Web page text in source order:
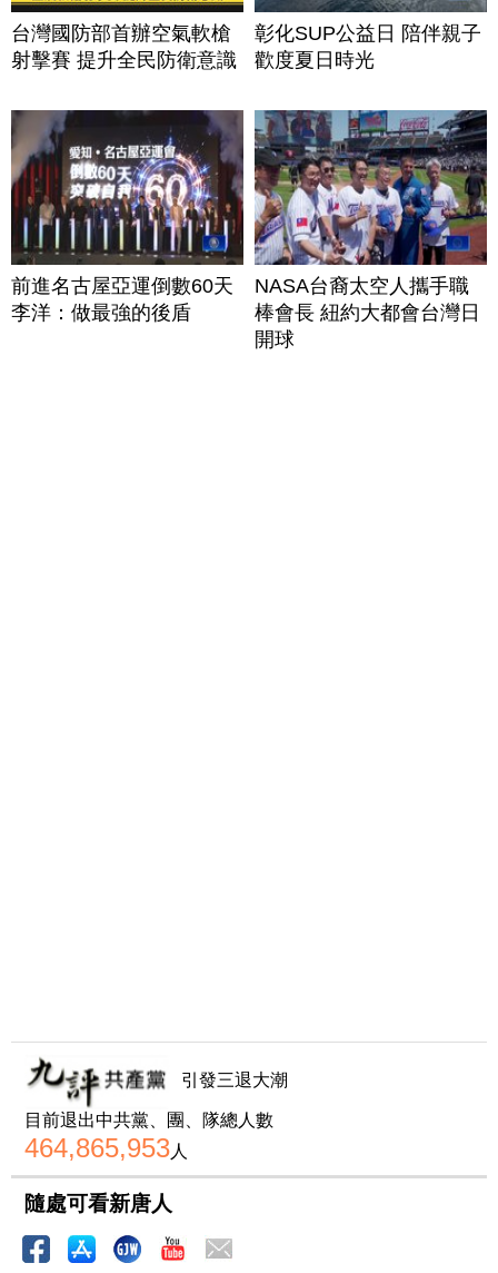
台灣國防部首辦空氣軟槍
射擊賽 提升全民防衛意識
彰化SUP公益日 陪伴親子
歡度夏日時光
前進名古屋亞運倒數60天
李洋：做最強的後盾
NASA台裔太空人攜手職
棒會長 紐約大都會台灣日
開球
引發三退大潮
目前退出中共黨、團、隊總人數
464,865,953人
隨處可看新唐人